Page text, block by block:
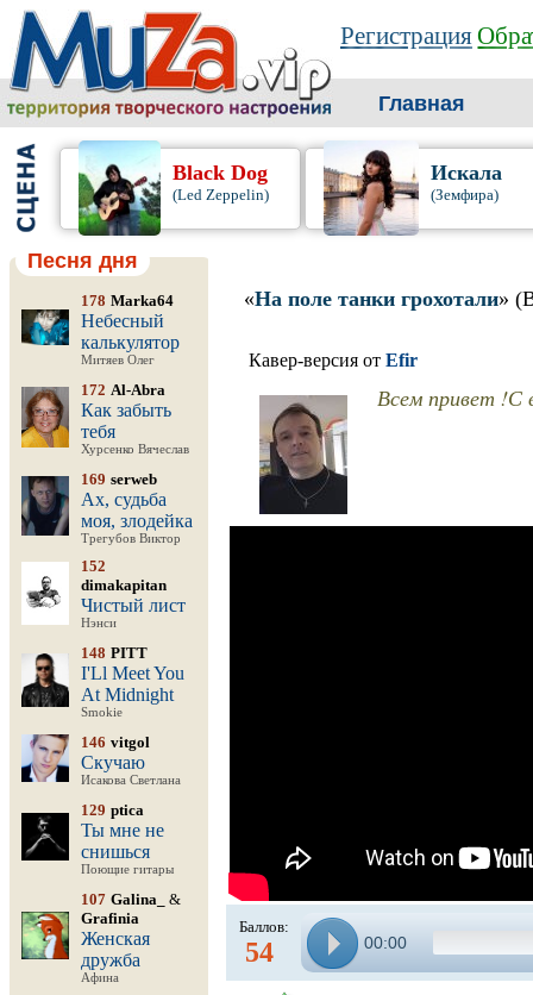
Регистрация
Главная
Black Dog
(Led Zeppelin)
Искала
(Земфира)
Песня дня
178 Marka64
Небесный
калькулятор
Митяев Олег
172 Al-Abra
Как забыть
тебя
Хурсенко Вячеслав
169 serweb
Ах, судьба
моя, злодейка
Трегубов Виктор
152
dimakapitan
Чистый лист
Нэнси
148 PITT
I'Ll Meet You
At Midnight
Smokie
146 vitgol
Скучаю
Исакова Светлана
129 ptica
Ты мне не
снишься
Поющие гитары
107 Galina_
&
Grafinia
Женская
дружба
Афина
«На поле танки грохотали»
Кавер-версия от Efir
Всем привет !С
Баллов:
54 00:00